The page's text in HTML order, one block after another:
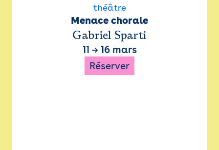
théâtre
Menace chorale
Gabriel Sparti
11 → 16 mars
Réserver